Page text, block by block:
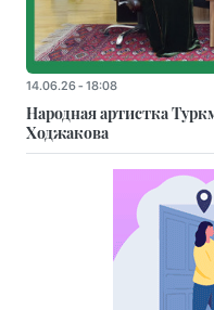
14.06.26 - 18:08
Народная артистка
Ходжакова